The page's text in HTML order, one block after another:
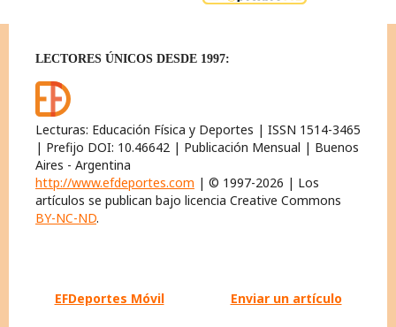
LECTORES ÚNICOS DESDE 1997:
Lecturas: Educación Física y Deportes | ISSN 1514-3465
| Prefijo DOI: 10.46642 | Publicación Mensual | Buenos
Aires - Argentina
http://www.efdeportes.com | © 1997-2026 | Los
artículos se publican bajo licencia Creative Commons
BY-NC-ND.
EFDeportes Móvil Enviar un artículo